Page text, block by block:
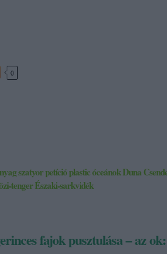
0
szatyorpetícióplasticóceánokDuna
tengerÉszaki-sarkvidék
fajok pusztulása – az